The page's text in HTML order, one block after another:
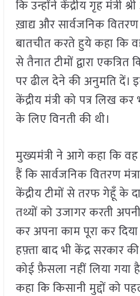
कि उन्होंने केंद्रीय गृह मंत्री
ख़ाद्य और सार्वजनिक
बातचीत करते हुये कहा कि
से तैनात टीमों द्वारा
पर ढील देने की अनुमति दें।
केंद्रीय मंत्री को पत्र लिख
के लिए विनती की थी।
मुख्यमंत्री ने आगे कहा कि
हैं कि सार्वजनिक वितरण
केंद्रीय टीमों से तरफ गेहूँ के
तथ्यों को उजागर करती अपनी
कर अपना काम पूरा कर
हफ़्ता बाद भी केंद्र सरकार
कोई फ़ैसला नहीं लिया गया
कहा कि किसानी मुद्दों को